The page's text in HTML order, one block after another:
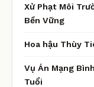
Xử Phạt Môi
Bền Vững
Hoa hậu Thùy
Vụ Án Mạng
Tuổi